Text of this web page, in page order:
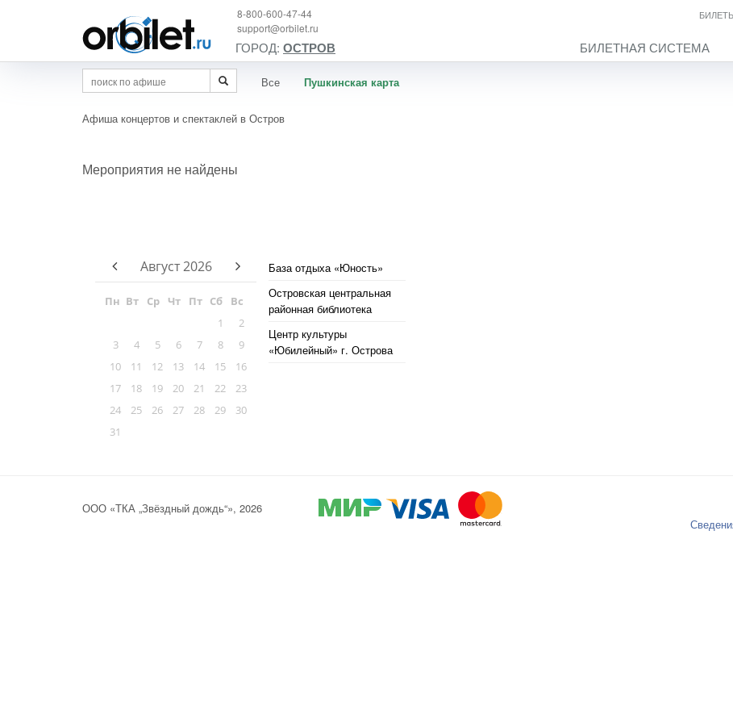
8-800-600-47-44
support@orbilet.ru
ГОРОД: ОСТРОВ БИЛЕТНАЯ СИСТЕМА
Все Пушкинская карта
Афиша концертов и спектаклей в Остров
Мероприятия не найдены
Август 2026
Пн Вт Ср Чт Пт Сб
Вс
1
2
3
4 5 6 7 8
9
10
11 12 13 14 15
16
17
18 19 20 21 22
23
24
25 26 27 28 29
30
31
База отдыха «Юность»
Островская центральная
районная библиотека
Центр культуры
«Юбилейный» г. Острова
ООО «ТКА „Звёздный дождь“», 2026